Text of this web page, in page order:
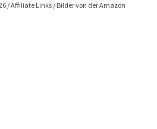
/ Affiliate Links / Bilder von der Amazon